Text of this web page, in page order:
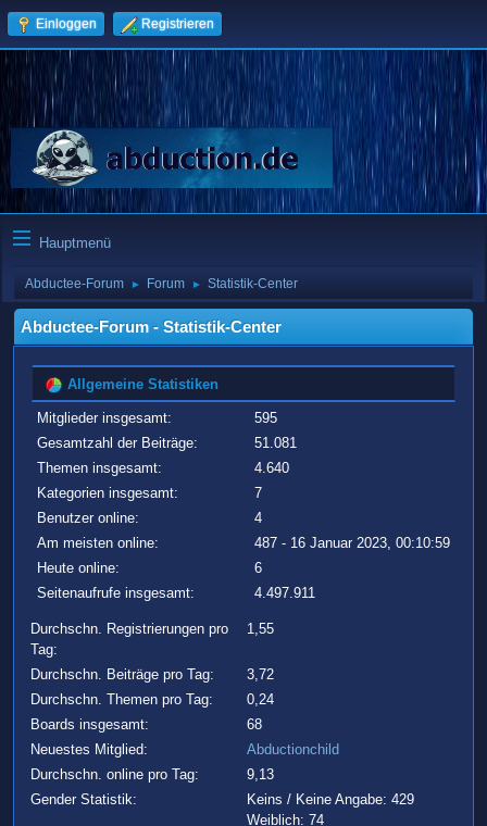
Einloggen Registrieren
Hauptmenü
Abductee-Forum ► Forum ► Statistik-Center
Abductee-Forum - Statistik-Center
Allgemeine Statistiken
Mitglieder insgesamt:
595
Gesamtzahl der Beiträge:
51.081
Themen insgesamt:
4.640
Kategorien insgesamt:
7
Benutzer online:
4
Am meisten online:
487 - 16 Januar 2023, 00:10:59
Heute online:
6
Seitenaufrufe insgesamt:
4.497.911
Durchschn. Registrierungen pro
Tag:
1,55
Durchschn. Beiträge pro Tag:
3,72
Durchschn. Themen pro Tag:
0,24
Boards insgesamt:
68
Neuestes Mitglied:
Abductionchild
Durchschn. online pro Tag:
9,13
Gender Statistik:
Keins / Keine Angabe: 429
Weiblich: 74